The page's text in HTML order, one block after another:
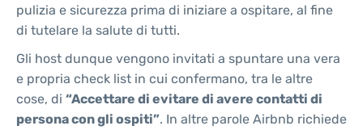
pulizia e sicurezza prima di iniziare a ospitare, al fine
di tutelare la salute di tutti.
Gli host dunque vengono invitati a spuntare una vera
e propria check list in cui confermano, tra le altre
cose, di “Accettare di evitare di avere contatti di
persona con gli ospiti”. In altre parole Airbnb richiede